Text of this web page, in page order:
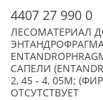
4407 27 990 0
ЛЕСОМАТЕРИАЛ
САПЕЛИ
2, 45 - 4, 05М;
ОТСУТСТВУЕТ